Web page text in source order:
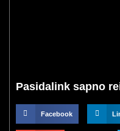
Pasidalink sapno
Facebook